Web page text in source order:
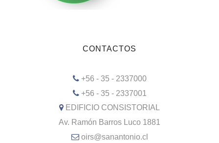
CONTACTOS
+56 - 35 - 2337000
+56 - 35 - 2337001
EDIFICIO CONSISTORIAL
Av. Ramón Barros Luco 1881
oirs@sanantonio.cl